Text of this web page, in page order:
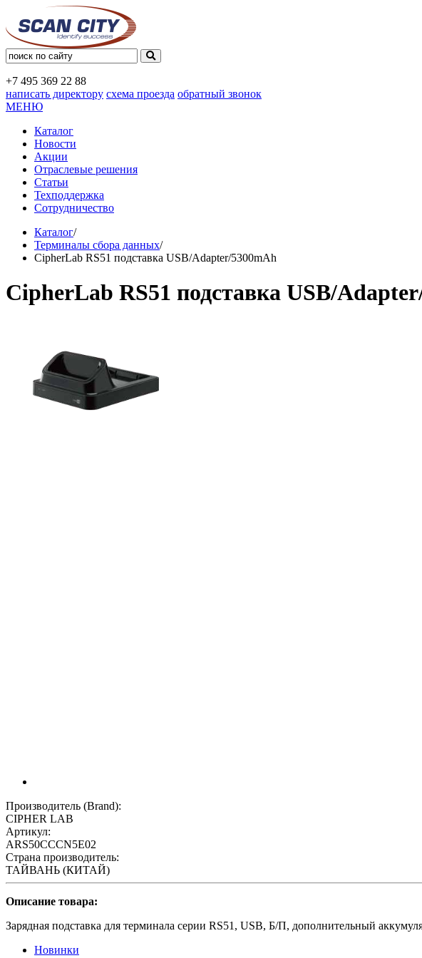
+7 495 369 22 88
написать директору схема проезда обратный звонок
МЕНЮ
Каталог
Новости
Акции
Отраслевые решения
Статьи
Техподдержка
Сотрудничество
Каталог/
Терминалы сбора данных/
CipherLab RS51 подставка USB/Adapter/5300mAh
CipherLab RS51 подставка USB/
Производитель (Brand):
CIPHER LAB
Артикул:
ARS50CCCN5E02
Страна производитель:
ТАЙВАНЬ (КИТАЙ)
Описание товара:
Зарядная подставка для терминала серии RS51, USB, Б/П, дополнительный
Новинки